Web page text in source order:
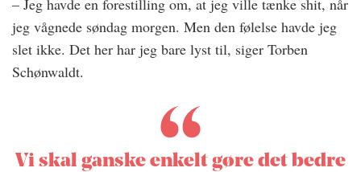
– Jeg havde en forestilling om, at jeg ville tænke shit, når
jeg vågnede søndag morgen. Men den følelse havde jeg
slet ikke. Det her har jeg bare lyst til, siger Torben
Schønwaldt.
Vi skal ganske enkelt gøre det bedre